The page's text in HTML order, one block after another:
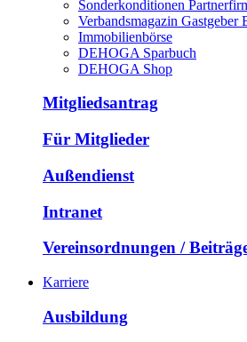
Sonderkonditionen
Verbandsmagazin Gastgeber
Immobilienbörse
DEHOGA Sparbuch
DEHOGA Shop
Mitgliedsantrag
Für Mitglieder
Außendienst
Intranet
Vereinsordnungen /
Karriere
Ausbildung